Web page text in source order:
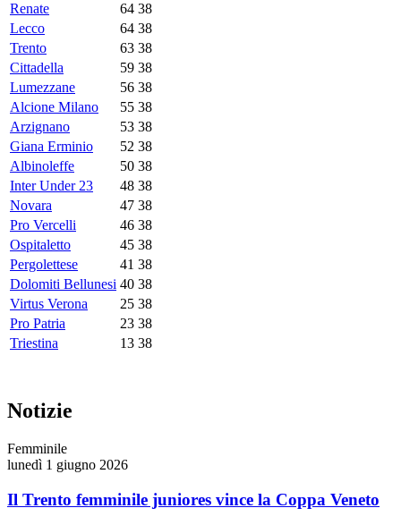
Renate
64 38
Lecco
64 38
Trento
63 38
Cittadella
59 38
Lumezzane
56 38
Alcione Milano
55 38
Arzignano
53 38
Giana Erminio
52 38
Albinoleffe
50 38
Inter Under 23
48 38
Novara
47 38
Pro Vercelli
46 38
Ospitaletto
45 38
Pergolettese
41 38
Dolomiti Bellunesi 40 38
Virtus Verona
25 38
Pro Patria
23 38
Triestina
13 38
Notizie
Femminile
lunedì 1 giugno 2026
Il Trento femminile juniores vince la Coppa Veneto